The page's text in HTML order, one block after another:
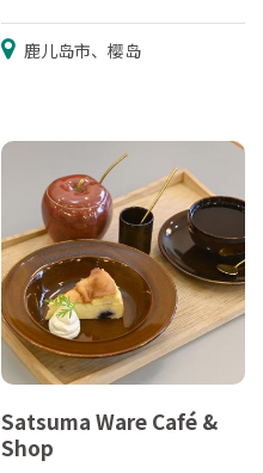
鹿儿岛市、樱岛
Satsuma Ware Café &
Shop